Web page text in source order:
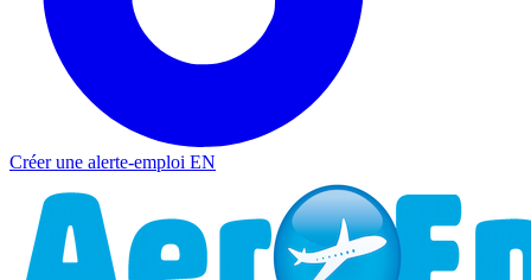
Créer une alerte-emploi EN